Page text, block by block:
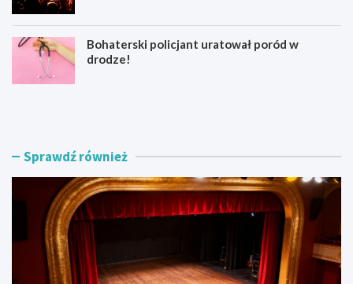
Bohaterski policjant uratował poród w
drodze!
Z
ń
p
t
ó
Z
c
n
p
a
Sprawdź również